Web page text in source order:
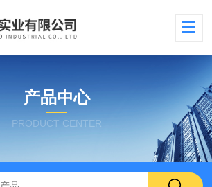
产品中心
PRODUCT CENTER